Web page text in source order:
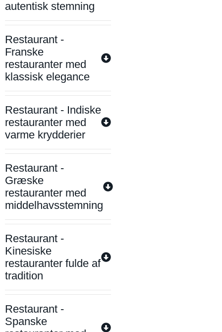
autentisk stemning
Restaurant -
Franske
restauranter med
klassisk elegance
Restaurant - Indiske
restauranter med
varme krydderier
Restaurant -
Græske
restauranter med
middelhavsstemning
Restaurant -
Kinesiske
restauranter fulde af
tradition
Restaurant -
Spanske